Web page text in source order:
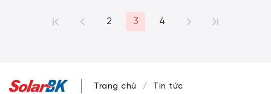
2 3 4
Trang chủ Tin tức